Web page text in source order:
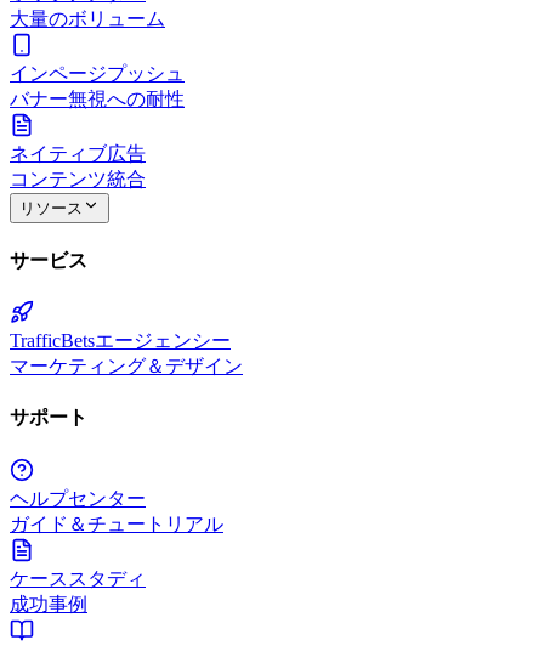
大量のボリューム
インページプッシュ
バナー無視への耐性
ネイティブ広告
コンテンツ統合
リソース
サービス
TrafficBetsエージェンシー
マーケティング＆デザイン
サポート
ヘルプセンター
ガイド＆チュートリアル
ケーススタディ
成功事例